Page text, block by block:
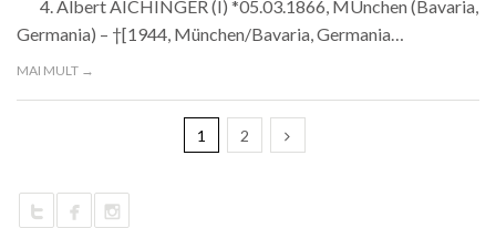
4. Albert AICHINGER (I) *05.03.1866, MÜnchen (Bavaria,
Germania) – †[1944, München/Bavaria, Germania…
MAI MULT →
1 2